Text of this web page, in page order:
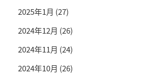
2025年1月 (27)
2024年12月 (26)
2024年11月 (24)
2024年10月 (26)